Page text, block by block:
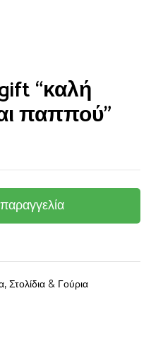
“καλή
παππού”
Στολίδια & Γούρια